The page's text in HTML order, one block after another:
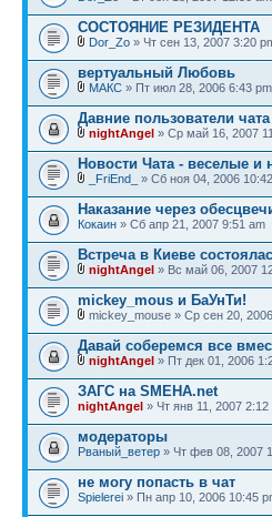
СОСТОЯНИЕ РЕЗИДЕНТА
Dor_Zo » Чт сен 13, 2007 3:20
вертуальный Любовь
МАКС » Пт июл 28, 2006 6:43 pm
Давние пользователи чата
nightAngel » Ср май 16, 2007
Новости Чата - веселые и
_FriEnd_ » Сб ноя 04, 2006
Наказание через
Кокаин » Сб апр 21, 2007 9:51 am
Встреча в Киеве
nightAngel » Вс май 06, 2007
mickey_mous и БаУнТи!
mickey_mouse » Ср сен 20,
Давай соберемся все
nightAngel » Пт дек 01, 2006
ЗАГС на SMEHA.net
nightAngel » Чт янв 11, 2007 2:12
модераторы
Рваный_ветер » Чт фев 08, 2007
не могу попасть в чат
Spielerei » Пн апр 10, 2006 10:45